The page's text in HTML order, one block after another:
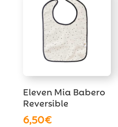
Eleven Mia Babero
Reversible
6,50€